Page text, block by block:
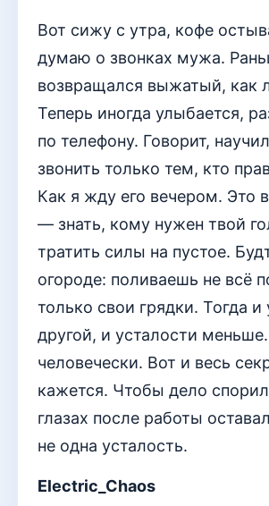
Вот сижу с утра, кофе
думаю о звонках мужа.
возвращался выжатый, как
Теперь иногда улыбается,
по телефону. Говорит,
звонить только тем, кто
Как я жду его вечером. Это
— знать, кому нужен твой
тратить силы на пустое.
огороде: поливаешь не всё
только свои грядки. Тогда
другой, и усталости
человечески. Вот и весь
кажется. Чтобы дело
глазах после работы
не одна усталость.
Electric_Chaos